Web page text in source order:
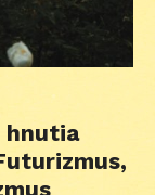
hnutia